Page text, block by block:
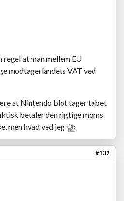
regel at man mellem EU
modtagerlandets VAT ved
at Nintendo blot tager tabet
betaler den rigtige moms
men hvad ved jeg
#132